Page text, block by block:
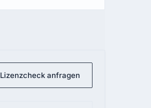
Lizenzcheck anfragen